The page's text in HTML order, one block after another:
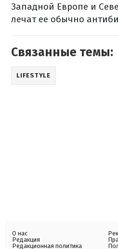
Западной Европе и
лечат ее обычно
Связанные темы:
LIFESTYLE
О нас
Редакция
Редакционная политика